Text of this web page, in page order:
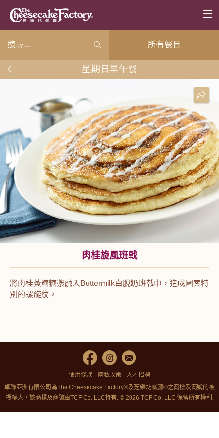
所有餐目
星期日早午餐
肉桂旋風班戟
將肉桂黃糖糖漿融入Buttermilk白脫奶班戟中，造成圖案特
別的螺旋紋。
使用條款 隱私政策
人才招聘
卓聯亞洲有限公司為The Cheesecake Factory®及芝樂坊餐廳®之商標及商號的被
授權人，該商標及商號由TCF Co. LLC持有. © 2026 TCF Co. LLC 保留所有權利.